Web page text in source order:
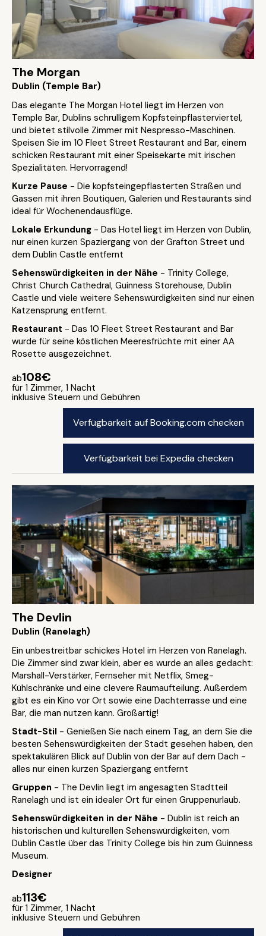
The Morgan
Dublin (Temple Bar)
Das elegante The Morgan Hotel liegt im Herzen von
Temple Bar, Dublins schrulligem Kopfsteinpflasterviertel,
und bietet stilvolle Zimmer mit Nespresso-Maschinen.
Speisen Sie im 10 Fleet Street Restaurant and Bar, einem
schicken Restaurant mit einer Speisekarte mit irischen
Spezialitäten. Hervorragend!
Kurze Pause - Die kopfsteingepflasterten Straßen und
Gassen mit ihren Boutiquen, Galerien und Restaurants sind
ideal für Wochenendausflüge.
Lokale Erkundung - Das Hotel liegt im Herzen von Dublin,
nur einen kurzen Spaziergang von der Grafton Street und
dem Dublin Castle entfernt
Sehenswürdigkeiten in der Nähe - Trinity College,
Christ Church Cathedral, Guinness Storehouse, Dublin
Castle und viele weitere Sehenswürdigkeiten sind nur einen
Katzensprung entfernt.
Restaurant - Das 10 Fleet Street Restaurant and Bar
wurde für seine köstlichen Meeresfrüchte mit einer AA
Rosette ausgezeichnet.
ab108€
für 1 Zimmer, 1 Nacht
inklusive Steuern und Gebühren
Verfügbarkeit auf Booking.com checken
Verfügbarkeit bei Expedia checken
The Devlin
Dublin (Ranelagh)
Ein unbestreitbar schickes Hotel im Herzen von Ranelagh.
Die Zimmer sind zwar klein, aber es wurde an alles gedacht:
Marshall-Verstärker, Fernseher mit Netflix, Smeg-
Kühlschränke und eine clevere Raumaufteilung. Außerdem
gibt es ein Kino vor Ort sowie eine Dachterrasse und eine
Bar, die man nutzen kann. Großartig!
Stadt-Stil - Genießen Sie nach einem Tag, an dem Sie die
besten Sehenswürdigkeiten der Stadt gesehen haben, den
spektakulären Blick auf Dublin von der Bar auf dem Dach -
alles nur einen kurzen Spaziergang entfernt
Gruppen - The Devlin liegt im angesagten Stadtteil
Ranelagh und ist ein idealer Ort für einen Gruppenurlaub.
Sehenswürdigkeiten in der Nähe - Dublin ist reich an
historischen und kulturellen Sehenswürdigkeiten, vom
Dublin Castle über das Trinity College bis hin zum Guinness
Museum.
Designer
ab113€
für 1 Zimmer, 1 Nacht
inklusive Steuern und Gebühren